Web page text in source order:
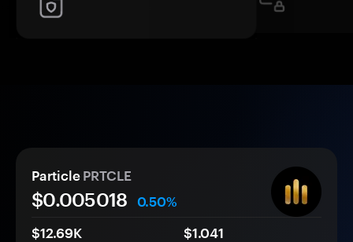
Particle PRTCLE
$0.005018
0.50%
$12.69K
$1.041